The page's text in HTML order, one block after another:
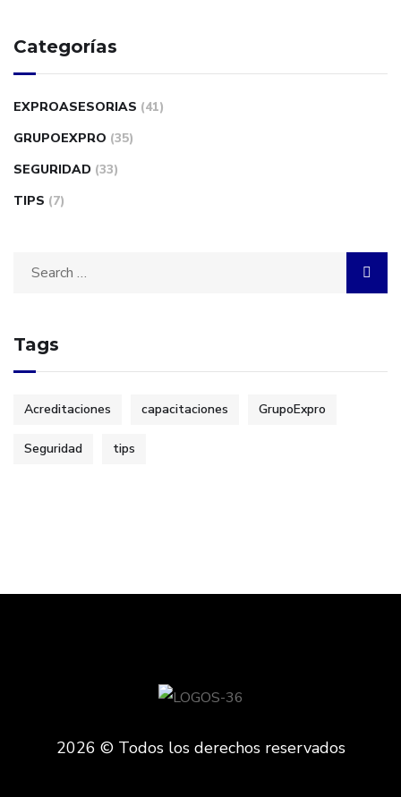
Categorías
EXPROASESORIAS (41)
GRUPOEXPRO (35)
SEGURIDAD (33)
TIPS (7)
Tags
Acreditaciones capacitaciones GrupoExpro
Seguridad tips
2026 © Todos los derechos reservados